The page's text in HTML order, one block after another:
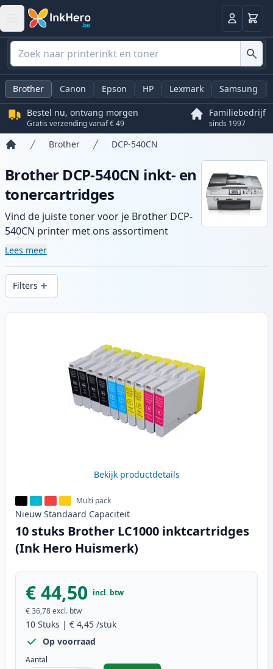
Log in
Brother Canon Epson HP Lexmark Samsung
Bestel nu, ontvang morgen
Gratis verzending vanaf € 49
Familiebedrijf
sinds 1997
Brother DCP-540CN
Brother DCP-540CN inkt- en
tonercartridges
Vind de juiste toner voor je Brother DCP-
540CN printer met ons assortiment
compatibele en high-yield cartridges.
snelle levering vanuit lokale voorraad in .
Lees meer
Filters
Producten
Bekijk productdetails
Multi pack
Nieuw Standaard Capaciteit
10 stuks Brother LC1000 inktcartridges
(Ink Hero Huismerk)
€ 44,50 incl. btw
€ 36,78excl. btw
10 Stuks | € 4,45 /stuk
Op voorraad
Aantal